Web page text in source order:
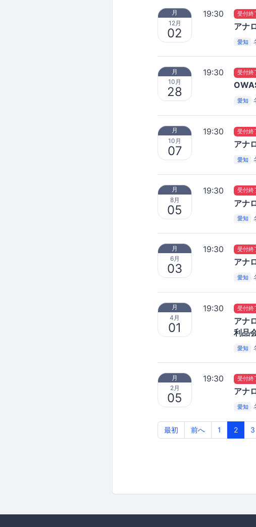
月
12月
02
19:30 受付終
アナ
愛知
月
10月
28
19:30 受付終
愛知
月
10月
07
19:30 受付終
アナ
愛知
月
8月
05
19:30 受付終
アナ
愛知
月
6月
03
19:30 受付終
アナ
愛知
月
4月
01
19:30 受付終
アナ
利品
愛知
月
2月
05
19:30 受付終
アナ
愛知
最初 前へ 1 2 3